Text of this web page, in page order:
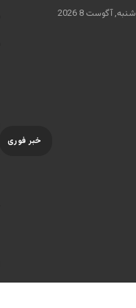
شنبه, آگوست 8 2026
خبر فوری